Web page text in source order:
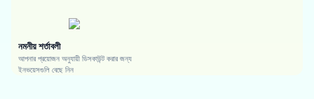
নমনীয় শর্তাবলী
আপনার প্রয়োজন অনুযায়ী ডিসকাউন্ট করার জন্য
ইনভয়েসগুলি বেছে নিন